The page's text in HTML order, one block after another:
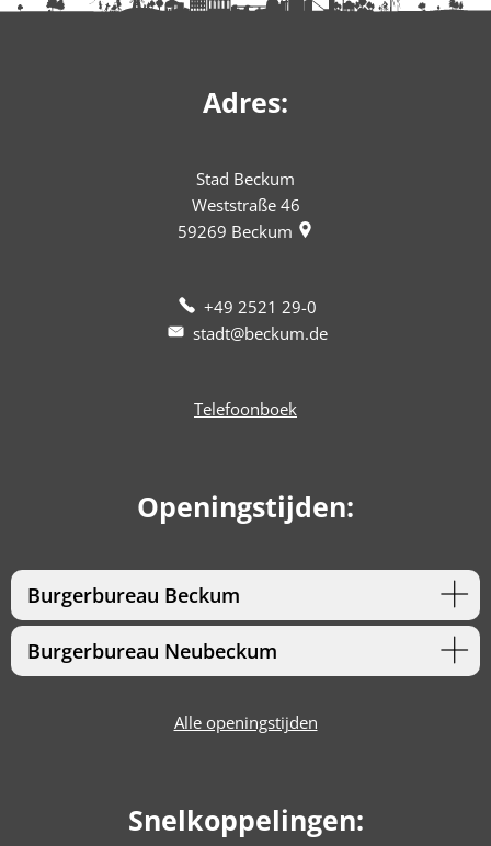
Adres:
Stad Beckum
Weststraße 46
59269 Beckum
+49 2521 29-0
stadt@beckum.de
Telefoonboek
Openingstijden:
Burgerbureau Beckum
Burgerbureau Neubeckum
Alle openingstijden
Snelkoppelingen: